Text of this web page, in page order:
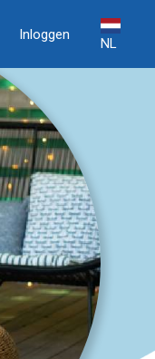
Inloggen
NL